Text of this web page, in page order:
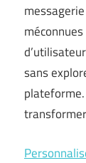
sans